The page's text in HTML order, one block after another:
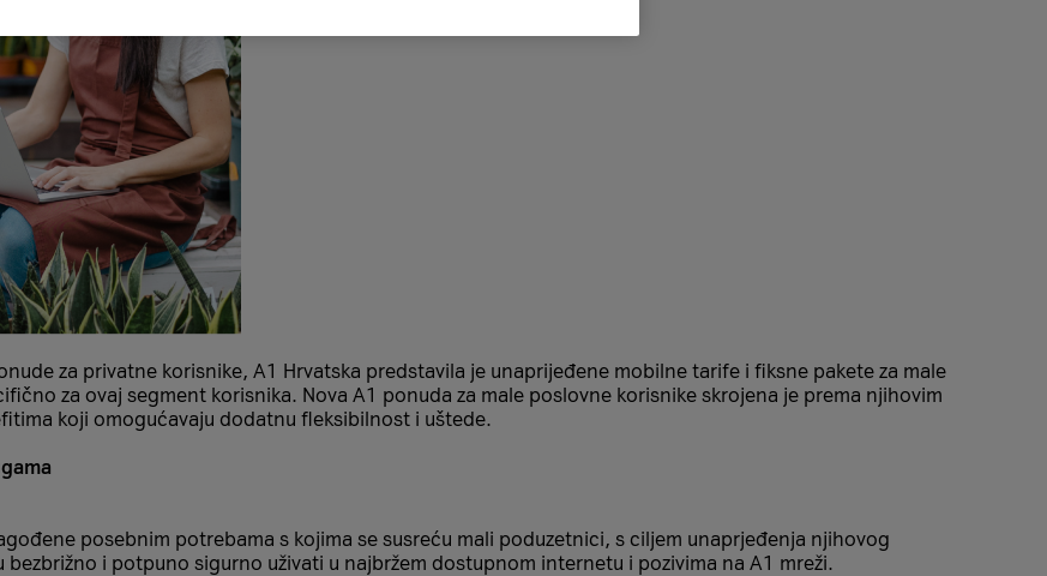
za privatne korisnike, A1 Hrvatska predstavila je unaprijeđene mobilne tarife i fiksne pakete za male
za ovaj segment korisnika. Nova A1 ponuda za male poslovne korisnike skrojena je prema njihovim
koji omogućavaju dodatnu fleksibilnost i uštede.
posebnim potrebama s kojima se susreću mali poduzetnici, s ciljem unaprjeđenja njihovog
i potpuno sigurno uživati u najbržem dostupnom internetu i pozivima na A1 mreži.